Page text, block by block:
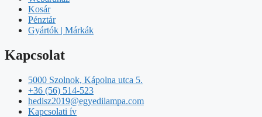
Kosár
Pénztár
Gyártók | Márkák
Kapcsolat
5000 Szolnok, Kápolna utca 5.
+36 (56) 514-523
hedisz2019@egyedilampa.com
Kapcsolati ív